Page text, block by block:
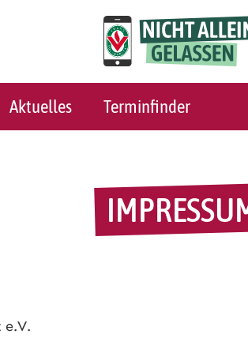
Aktuelles Terminfinder
e.V.